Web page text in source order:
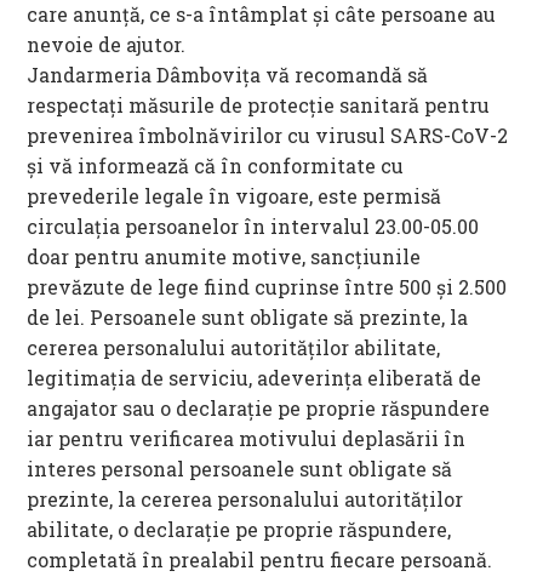
care anunță, ce s-a întâmplat și câte persoane au
nevoie de ajutor.
Jandarmeria Dâmbovița vă recomandă să
respectați măsurile de protecție sanitară pentru
prevenirea îmbolnăvirilor cu virusul SARS-CoV-2
și vă informează că în conformitate cu
prevederile legale în vigoare, este permisă
circulația persoanelor în intervalul 23.00-05.00
doar pentru anumite motive, sancțiunile
prevăzute de lege fiind cuprinse între 500 și 2.500
de lei. Persoanele sunt obligate să prezinte, la
cererea personalului autorităților abilitate,
legitimația de serviciu, adeverința eliberată de
angajator sau o declarație pe proprie răspundere
iar pentru verificarea motivului deplasării în
interes personal persoanele sunt obligate să
prezinte, la cererea personalului autorităților
abilitate, o declarație pe proprie răspundere,
completată în prealabil pentru fiecare persoană.